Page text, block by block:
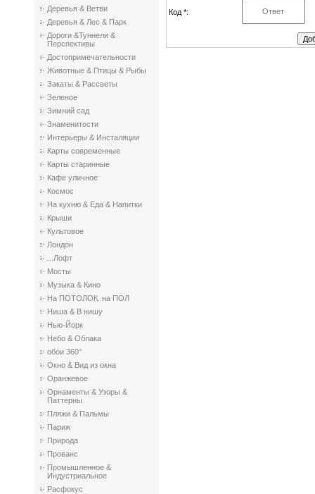
Деревья & Ветви
Деревья & Лес & Парк
Дороги &Туннели &
Перспективы
Достопримечательности
Животные & Птицы & Рыбы
Закаты & Рассветы
Зеленое
Зимний сад
Знаменитости
Интерьеры & Инсталяции
Карты современные
Карты старинные
Кафе уличное
Космос
На кухню & Еда & Напитки
Крыши
Культовое
Лондон
...Лофт
Мосты
Музыка & Кино
На ПОТОЛОК. на ПОЛ
Ниша & В нишу
Нью-Йорк
Небо & Облака
обои 360°
Окно & Вид из окна
Оранжевое
Орнаменты & Узоры &
Паттерны
Пляжи & Пальмы
Париж
Природа
Прованс
Промышленное &
Индустриальное
Расфокус
Код *: